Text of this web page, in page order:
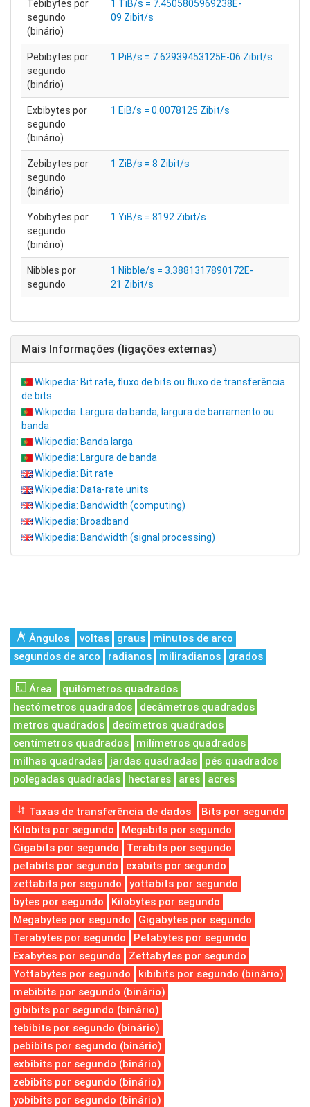
Tebibytes por
segundo
(binário)
1 TiB/s = 7.4505805969238E-
09 Zibit/s
Pebibytes por
segundo
(binário)
1 PiB/s = 7.62939453125E-06 Zibit/s
Exbibytes por
segundo
(binário)
1 EiB/s = 0.0078125 Zibit/s
Zebibytes por
segundo
(binário)
1 ZiB/s = 8 Zibit/s
Yobibytes por
segundo
(binário)
1 YiB/s = 8192 Zibit/s
Nibbles por
segundo
1 Nibble/s = 3.3881317890172E-
21 Zibit/s
Mais Informações (ligações externas)
Wikipedia: Bit rate, fluxo de bits ou fluxo de transferência
de bits
Wikipedia: Largura da banda, largura de barramento ou
banda
Wikipedia: Banda larga
Wikipedia: Largura de banda
Wikipedia: Bit rate
Wikipedia: Data-rate units
Wikipedia: Bandwidth (computing)
Wikipedia: Broadband
Wikipedia: Bandwidth (signal processing)
Ângulos voltas graus
minutos de arco
segundos de arco
radianos miliradianos grados
Área
quilómetros quadrados
hectómetros quadrados
decâmetros quadrados
metros quadrados
decímetros quadrados
centímetros quadrados
milímetros quadrados
milhas quadradas
jardas quadradas
pés quadrados
polegadas quadradas
hectares ares acres
Taxas de transferência de dados
Bits por segundo
Kilobits por segundo
Megabits por segundo
Gigabits por segundo
Terabits por segundo
petabits por segundo
exabits por segundo
zettabits por segundo
yottabits por segundo
bytes por segundo
Kilobytes por segundo
Megabytes por segundo
Gigabytes por segundo
Terabytes por segundo
Petabytes por segundo
Exabytes por segundo
Zettabytes por segundo
Yottabytes por segundo
kibibits por segundo (binário)
mebibits por segundo (binário)
gibibits por segundo (binário)
tebibits por segundo (binário)
pebibits por segundo (binário)
exbibits por segundo (binário)
zebibits por segundo (binário)
yobibits por segundo (binário)